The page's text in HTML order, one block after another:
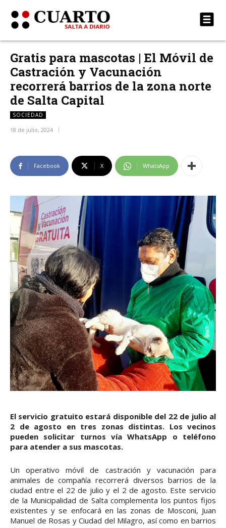
Gratis para mascotas | El Móvil de
Castración y Vacunación
recorrerá barrios de la zona norte
de Salta Capital
SOCIEDAD
18 de julio, 2024
Facebook X WhatsApp
El servicio gratuito estará disponible del 22 de julio al
2 de agosto en tres zonas distintas. Los vecinos
pueden solicitar turnos vía WhatsApp o teléfono
para atender a sus mascotas.
Un operativo móvil de castración y vacunación para
animales de compañía recorrerá diversos barrios de la
ciudad entre el 22 de julio y el 2 de agosto. Este servicio
de la Municipalidad de Salta complementa los puntos fijos
existentes y se enfocará en las zonas de Mosconi, Juan
Manuel de Rosas y Ciudad del Milagro, así como en barrios